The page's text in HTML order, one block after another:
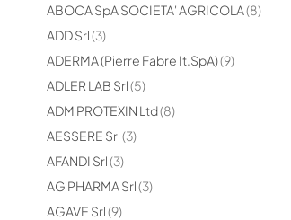
ABOCA SpA SOCIETA' AGRICOLA 8
elementi
ADD Srl 3
elementi
ADERMA (Pierre Fabre It.SpA) 9
elementi
ADLER LAB Srl 5
elementi
ADM PROTEXIN Ltd 8
elementi
AESSERE Srl 3
elementi
AFANDI Srl 3
elementi
AG PHARMA Srl 3
elementi
AGAVE Srl 9
elementi